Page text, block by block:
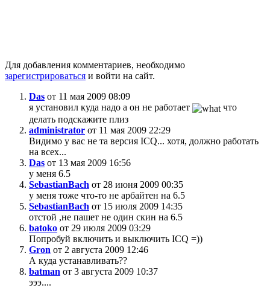
Для добавления комментариев, необходимо
зарегистрироваться и войти на сайт.
Das от 11 мая 2009 08:09
я установил куда надо а он не работает
что
делать подскажите плиз
administrator от 11 мая 2009 22:29
Видимо у вас не та версия ICQ... хотя, должно работать
на всех...
Das от 13 мая 2009 16:56
у меня 6.5
SebastianBach от 28 июня 2009 00:35
у меня тоже что-то не арбайтен на 6.5
SebastianBach от 15 июля 2009 14:35
отстой ,не пашет не один скин на 6.5
batoko от 29 июля 2009 03:29
Попробуй включить и выключить ICQ =))
Gron от 2 августа 2009 12:46
А куда устанавливать??
batman от 3 августа 2009 10:37
эээ....